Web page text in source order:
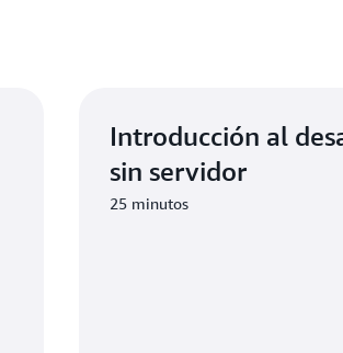
Introducción al
sin servidor
25 minutos